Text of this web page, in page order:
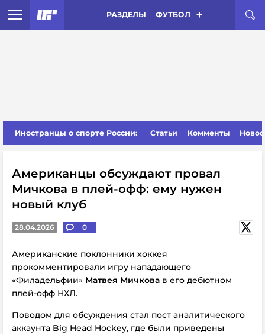
РАЗДЕЛЫ ФУТБОЛ
Иностранцы о спорте России: Статьи Комменты
Американцы обсуждают провал
Мичкова в плей-офф: ему нужен
новый клуб
28.04.2026 0
Американские поклонники хоккея
прокомментировали игру нападающего
«Филадельфии» Матвея Мичкова в его дебютном
плей-офф НХЛ.
Поводом для обсуждения стал пост аналитического
аккаунта Big Head Hockey, где были приведены